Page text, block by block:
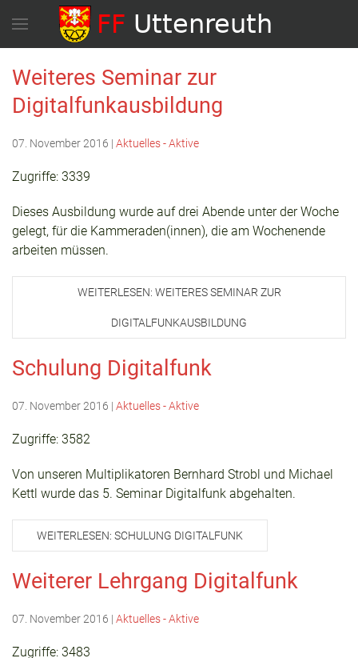
Weiteres Seminar zur
Digitalfunkausbildung
07. November 2016 | Aktuelles - Aktive
Zugriffe: 3339
Dieses Ausbildung wurde auf drei Abende unter der Woche
gelegt, für die Kammeraden(innen), die am Wochenende
arbeiten müssen.
WEITERLESEN: WEITERES SEMINAR ZUR
DIGITALFUNKAUSBILDUNG
Schulung Digitalfunk
07. November 2016 | Aktuelles - Aktive
Zugriffe: 3582
Von unseren Multiplikatoren Bernhard Strobl und Michael
Kettl wurde das 5. Seminar Digitalfunk abgehalten.
WEITERLESEN: SCHULUNG DIGITALFUNK
Weiterer Lehrgang Digitalfunk
07. November 2016 | Aktuelles - Aktive
Zugriffe: 3483